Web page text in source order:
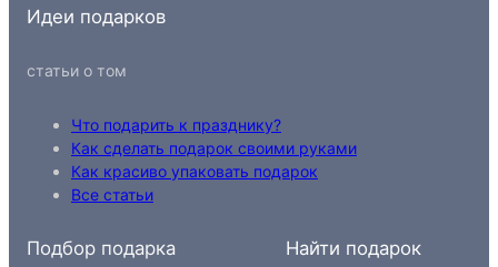
Идеи подарков
статьи о том
Что подарить к празднику?
Как сделать подарок своими руками
Как красиво упаковать подарок
Все статьи
Подбор подарка Найти подарок